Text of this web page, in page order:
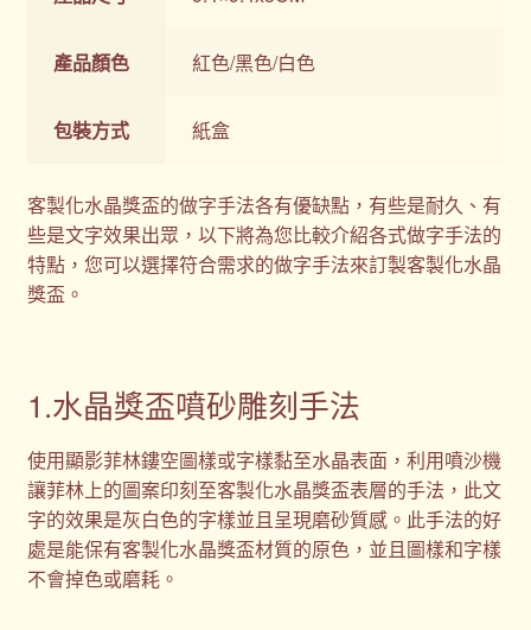
產品顏色 紅色/黑色/白色
包裝方式 紙盒
客製化水晶獎盃的做字手法各有優缺點，有些是耐久、有
些是文字效果出眾，以下將為您比較介紹各式做字手法的
特點，您可以選擇符合需求的做字手法來訂製客製化水晶
獎盃。
1.水晶獎盃噴砂雕刻手法
使用顯影菲林鏤空圖樣或字樣黏至水晶表面，利用噴沙機
讓菲林上的圖案印刻至客製化水晶獎盃表層的手法，此文
字的效果是灰白色的字樣並且呈現磨砂質感。此手法的好
處是能保有客製化水晶獎盃材質的原色，並且圖樣和字樣
不會掉色或磨耗。